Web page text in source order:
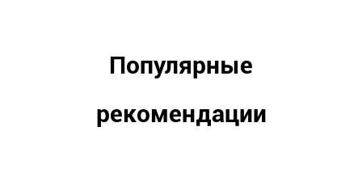
Популярные
рекомендации